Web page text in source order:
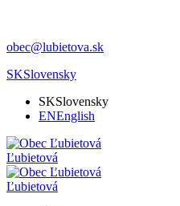
obec@lubietova.sk
SKSlovensky
SKSlovensky
ENEnglish
Ľubietová
Ľubietová